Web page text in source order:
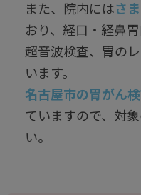
また、院内にはさ
おり、経口・経鼻
超音波検査、胃の
います。
名古屋市の胃がん
ていますので、対
い。